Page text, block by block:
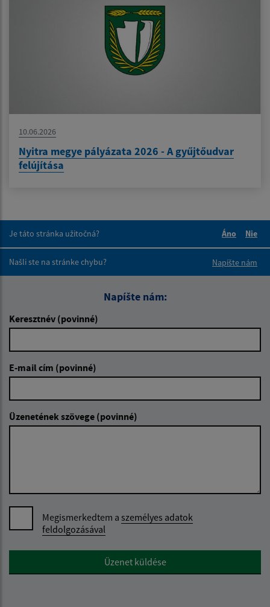
10.06.2026
Nyitra megye pályázata 2026 - A gyűjtőudvar
felújítása
Je táto stránka užitočná?
Áno
Nie
Našli ste na stránke chybu?
Napíšte nám
Napíšte nám:
Keresztnév (povinné)
E-mail cím (povinné)
Üzenetének szövege (povinné)
Megismerkedtem a személyes adatok
feldolgozásával
Google reCaptcha ResponseÜzenet küldése